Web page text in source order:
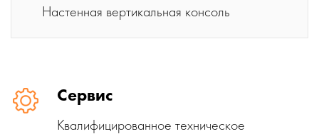
Настенная вертикальная консоль
Сервис
Квалифицированное техническое